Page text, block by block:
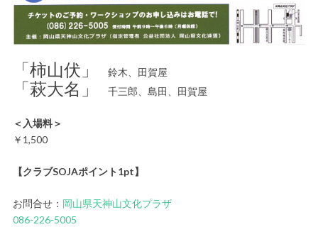
「柿山伏」 鈴木、田賀屋
「萩大名」 千三郎、島田、田賀屋
＜入場料＞
￥1,500
【クラブSOJAポイント1pt】
お問合せ： 岡山県天神山文化プラザ
086-226-5005